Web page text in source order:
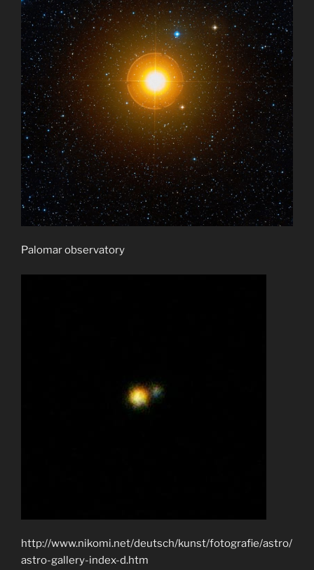
Palomar observatory
http://www.nikomi.net/deutsch/kunst/fotografie/astro/
astro-gallery-index-d.htm